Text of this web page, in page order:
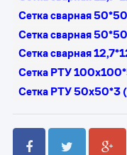
Сетка сварная
Сетка сварная
Сетка сварная
Сетка РТУ
Сетка РТУ 50х50*3